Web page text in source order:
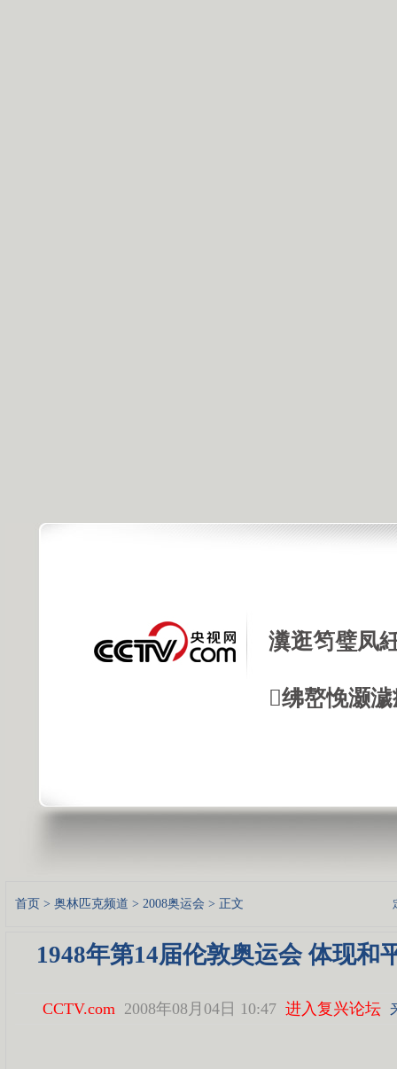
瀵逛笉璧凤
绋嶅悗灏
首页 > 奥林匹克频道 > 2008奥运会 > 正文
1948年第14届伦敦奥运会 体现和
CCTV.com 2008年08月04日 10:47 进入复兴论坛